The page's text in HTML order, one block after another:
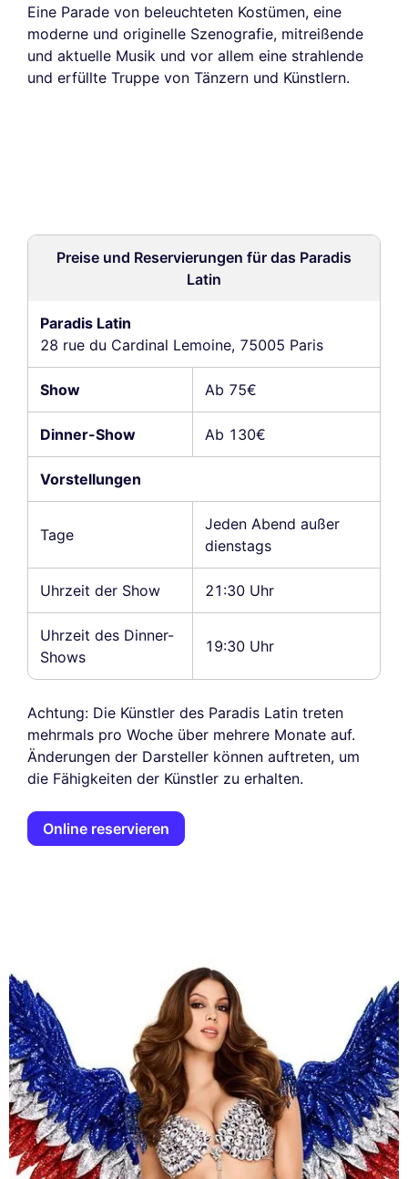
Eine Parade von beleuchteten Kostümen, eine
moderne und originelle Szenografie, mitreißende
und aktuelle Musik und vor allem eine strahlende
und erfüllte Truppe von Tänzern und Künstlern.
Preise und Reservierungen für das Paradis
Latin
Paradis Latin
28 rue du Cardinal Lemoine, 75005 Paris
Show Ab 75€
Dinner-Show Ab 130€
Vorstellungen
Tage
Jeden Abend außer
dienstags
Uhrzeit der Show 21:30 Uhr
Uhrzeit des Dinner-
Shows
19:30 Uhr
Achtung: Die Künstler des Paradis Latin treten
mehrmals pro Woche über mehrere Monate auf.
Änderungen der Darsteller können auftreten, um
die Fähigkeiten der Künstler zu erhalten.
Online reservieren